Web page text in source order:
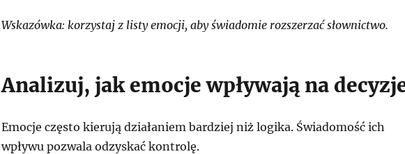
Wskazówka: korzystaj z listy emocji, aby świadomie rozszerzać słownictwo.
Analizuj, jak emocje wpływają na
Emocje często kierują działaniem bardziej niż logika. Świadomość ich
wpływu pozwala odzyskać kontrolę.